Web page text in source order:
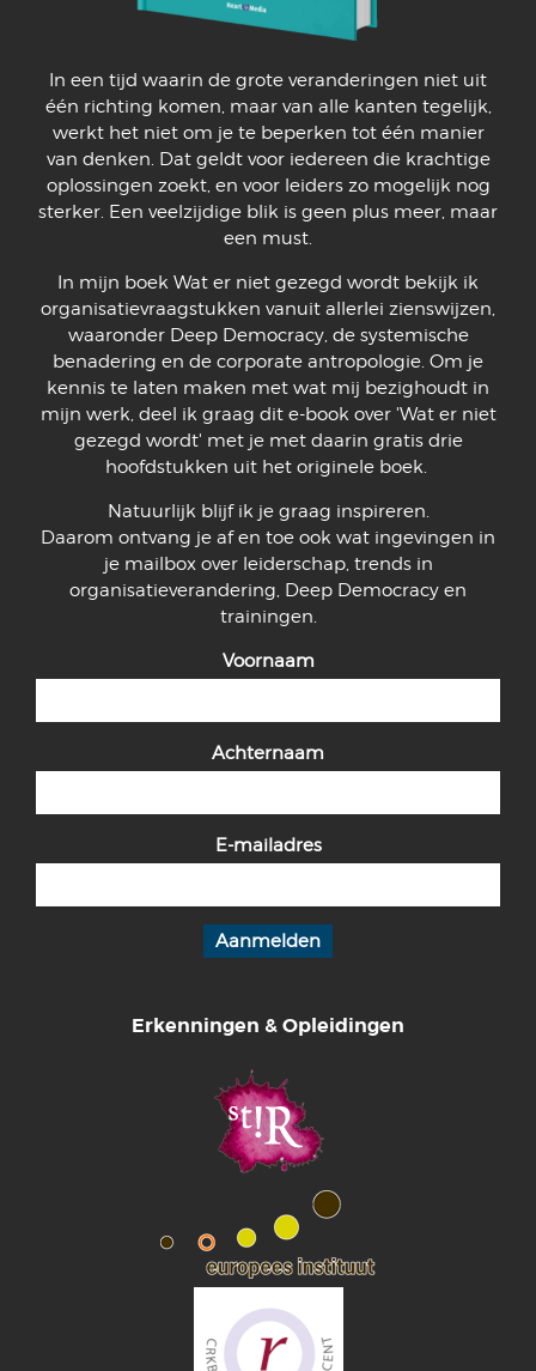
In een tijd waarin de grote veranderingen niet uit
één richting komen, maar van alle kanten tegelijk,
werkt het niet om je te beperken tot één manier
van denken. Dat geldt voor iedereen die krachtige
oplossingen zoekt, en voor leiders zo mogelijk nog
sterker. Een veelzijdige blik is geen plus meer, maar
een must.
In mijn boek Wat er niet gezegd wordt bekijk ik
organisatievraagstukken vanuit allerlei zienswijzen,
waaronder Deep Democracy, de systemische
benadering en de corporate antropologie. Om je
kennis te laten maken met wat mij bezighoudt in
mijn werk, deel ik graag dit e-book over 'Wat er niet
gezegd wordt' met je met daarin gratis drie
hoofdstukken uit het originele boek.
Natuurlijk blijf ik je graag inspireren.
Daarom ontvang je af en toe ook wat ingevingen in
je mailbox over leiderschap, trends in
organisatieverandering, Deep Democracy en
trainingen.
Voornaam
Achternaam
E-mailadres
Erkenningen & Opleidingen